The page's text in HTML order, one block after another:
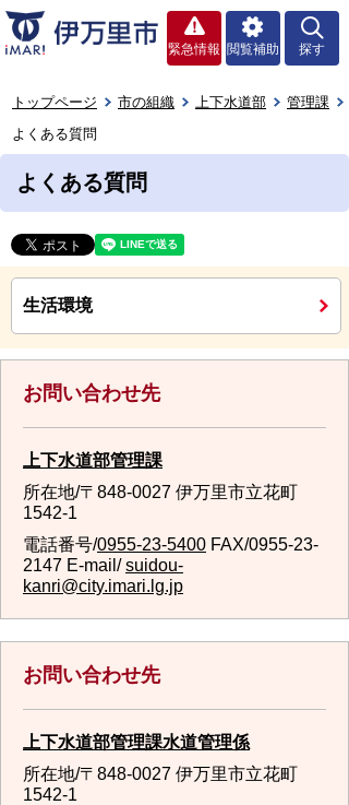
緊急情報 閲覧補助 探す
トップページ 市の組織 上下水道部
管理課
よくある質問
よくある質問
生活環境
お問い合わせ先
上下水道部管理課
所在地/〒848-0027 伊万里市立花町
1542-1
電話番号/0955-23-5400 FAX/0955-23-
2147 E-mail/suidou-
kanri@city.imari.lg.jp
お問い合わせ先
上下水道部管理課水道管理係
所在地/〒848-0027 伊万里市立花町
1542-1